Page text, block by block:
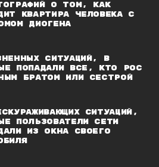
о том, как
квартира человека с
диогена
ситуаций, в
попадали все, кто рос
братом или сестрой
ситуаций,
пользователи сети
из окна своего